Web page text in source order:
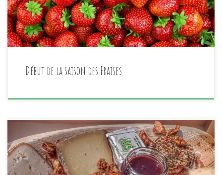
Début de la saison des Fraises
Nous proposons des délicieux plateaux fromages à
commander à l’avance. Soit la version repas pour 4 soit